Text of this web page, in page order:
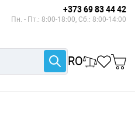
+373 69 83 44 42
Пн. - Пт.: 8:00-18:00, Сб.: 8:00-14:00
RO